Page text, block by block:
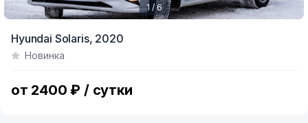
of
1 / 6
Hyundai Solaris, 2020
Новинка
от 2400 ₽ / сутки